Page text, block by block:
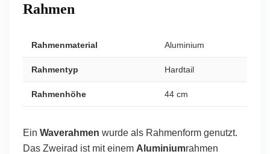
Rahmen
Rahmenmaterial Aluminium
Rahmentyp Hardtail
Rahmenhöhe 44 cm
Ein Waverahmen wurde als Rahmenform genutzt.
Das Zweirad ist mit einem Aluminiumrahmen